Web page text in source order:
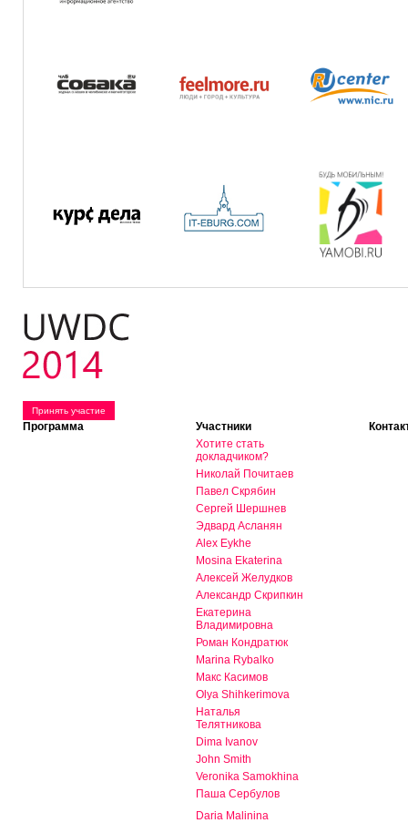
Принять участие
Программа
Участники
Хотите стать
докладчиком?
Николай Почитаев
Павел Скрябин
Сергей Шершнев
Эдвард Асланян
Alex Eykhe
Mosina Ekaterina
Алексей Желудков
Александр Скрипкин
Екатерина
Владимировна
Роман Кондратюк
Marina Rybalko
Макс Касимов
Olya Shihkerimova
Наталья
Телятникова
Dima Ivanov
John Smith
Veronika Samokhina
Паша Сербулов
Daria Malinina